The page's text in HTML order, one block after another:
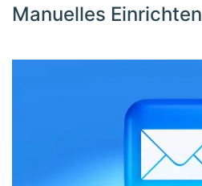
Manuelles Einrichten